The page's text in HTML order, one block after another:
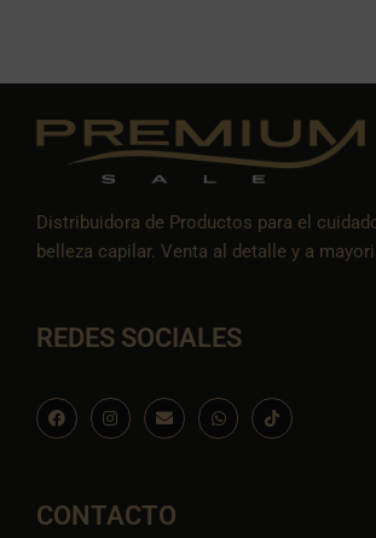
Distribuidora de Productos para el
belleza capilar. Venta al detalle y a
REDES SOCIALES
F
a
c
o
k
I
n
s
r
a
E
n
v
p
e
W
h
a
I
c
o
CONTACTO